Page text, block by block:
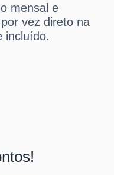
mensal e
vez direto na
incluído.